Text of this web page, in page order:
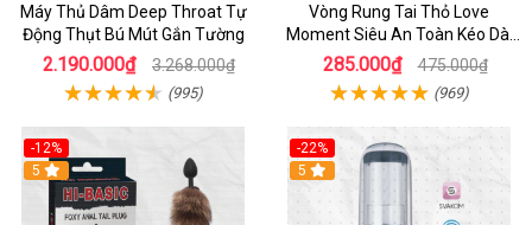
Máy Thủ Dâm Deep Throat Tự
Động Thụt Bú Mút Gắn Tường
2.190.000₫ 3.268.000₫
(995)
Vòng Rung Tai Thỏ Love
Moment Siêu An Toàn Kéo Dài
Thời Gian
285.000₫ 475.000₫
(969)
-12%
Hot
5
-22%
5